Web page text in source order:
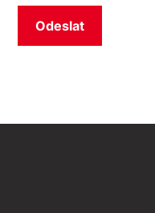
Odeslat